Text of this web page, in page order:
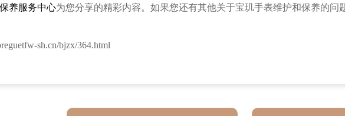
养服务中心为您分享的精彩内容。如果您还有其他关于宝玑手表维护和保养的
sh.cn/bjzx/364.html